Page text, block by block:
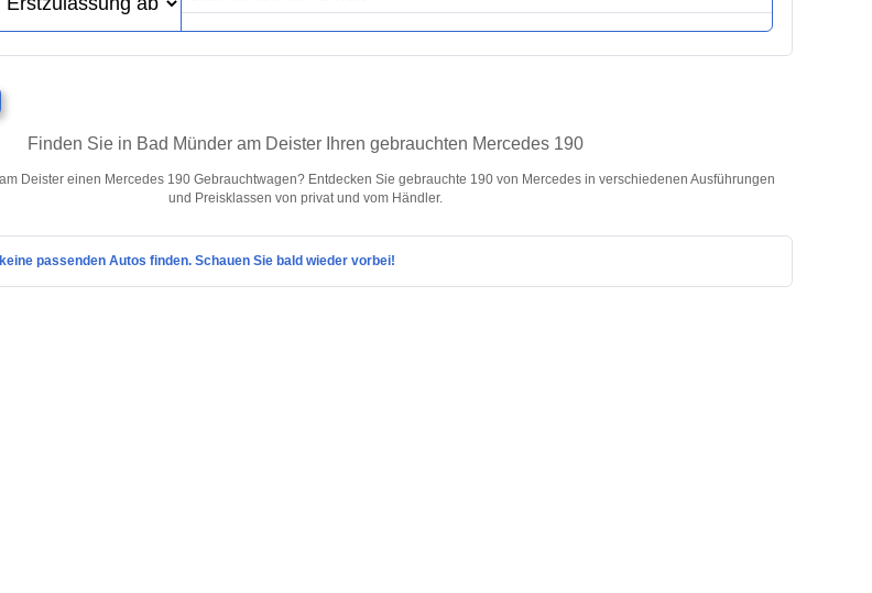
Finden Sie in Bad Münder am Deister Ihren gebrauchten Mercedes 190
Deister einen Mercedes 190 Gebrauchtwagen? Entdecken Sie gebrauchte 190 von Mercedes in verschiedenen Ausführungen
und Preisklassen von privat und vom Händler.
passenden Autos finden. Schauen Sie bald wieder vorbei!